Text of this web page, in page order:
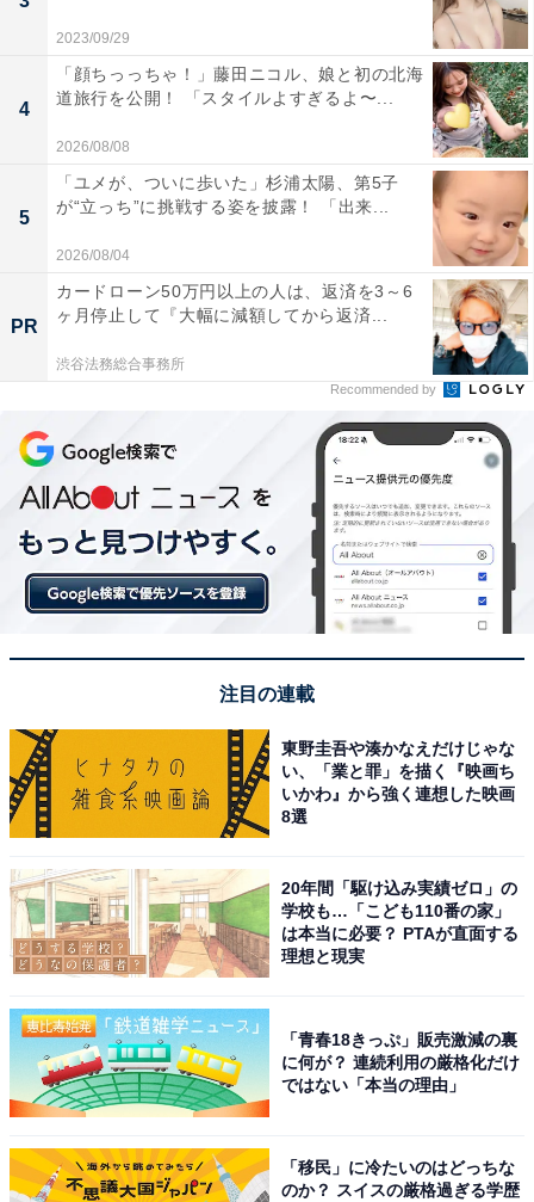
2023/09/29
4
「顔ちっっちゃ！」藤田ニコル、娘と初の北海
道旅行を公開！ 「スタイルよすぎるよ〜...
2026/08/08
5
「ユメが、ついに歩いた」杉浦太陽、第5子
が“立っち”に挑戦する姿を披露！ 「出来...
2026/08/04
PR
カードローン50万円以上の人は、返済を3～6
ヶ月停止して『大幅に減額してから返済...
渋谷法務総合事務所
Recommended by
注目の連載
東野圭吾や湊かなえだけじゃな
い、「業と罪」を描く『映画ち
いかわ』から強く連想した映画
8選
20年間「駆け込み実績ゼロ」の
学校も…「こども110番の家」
は本当に必要？ PTAが直面する
理想と現実
「青春18きっぷ」販売激減の裏
に何が？ 連続利用の厳格化だけ
ではない「本当の理由」
「移民」に冷たいのはどっちな
のか？ スイスの厳格過ぎる学歴